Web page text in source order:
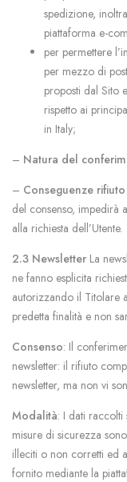
spedizione,
piattaforma e-
per permettere
per mezzo di
proposti dal Sito
rispetto ai
in Italy;
– Natura del
– Conseguenze
del consenso, impedirà
alla richiesta dell’Utente.
2.3 Newsletter La
ne fanno esplicita
autorizzando il Titolare
predetta finalità e non
Consenso: Il
newsletter: il rifiuto
newsletter, ma non vi
Modalità: I dati raccolti
misure di sicurezza
illeciti o non corretti ed
fornito mediante la